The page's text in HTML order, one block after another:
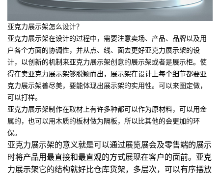
亚克力展示架怎么设计？
亚克力展示架在设计的过程中，需要注意卖场、产品、品牌以及用
户各个方面的协调性，并从点、线、面去更好亚克力展示架的设
计，以创新的机制来亚克力展示架创意的展示架或者是展示柜。使
得在卖亚克力展示架够脱颖而出，展示架在设计上每个细节都要亚
克力展示架善尽美，要能体现出展示架的实用性。可以来图定做，
可以打样。
亚克力展示架制作在取材上有许多种都可以作为原材料，可以用金
属的，也可以用木质的板材做为隔板，所以比其他的会更加的环
保。
亚克力展示架的意义就是可以通过展览展会及零售端的展示
时将产品用最直接和最直观的方式展现在客户的面前。 亚克
力展示架它的结构就好比仓库货架，多层次，可以有序摆放